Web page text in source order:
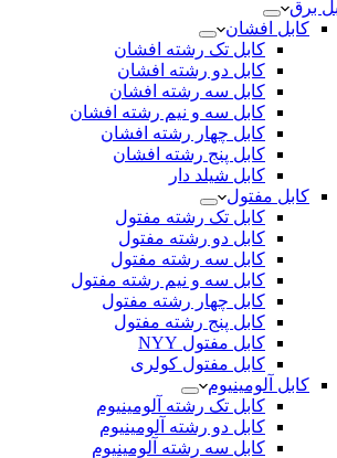
برق
کابل افشان
کابل تک رشته افشان
کابل دو رشته افشان
کابل سه رشته افشان
کابل سه و نیم رشته افشان
کابل چهار رشته افشان
کابل پنج رشته افشان
کابل شیلد دار
کابل مفتول
کابل تک رشته مفتول
کابل دو رشته مفتول
کابل سه رشته مفتول
کابل سه و نیم رشته مفتول
کابل چهار رشته مفتول
کابل پنج رشته مفتول
کابل مفتول NYY
کابل مفتول کولری
کابل آلومینیوم
کابل تک رشته آلومینیوم
کابل دو رشته آلومینیوم
کابل سه رشته آلومینیوم